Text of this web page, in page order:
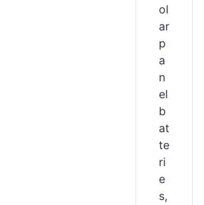
ol
ar
p
a
n
el
b
at
te
ri
e
s,